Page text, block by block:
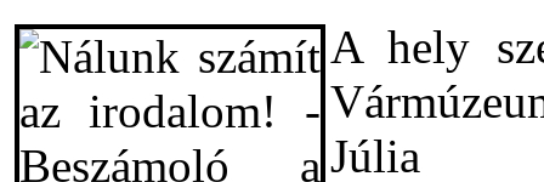
A hely
Júlia